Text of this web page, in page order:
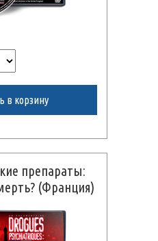
в корзину
препараты:
(Франция)